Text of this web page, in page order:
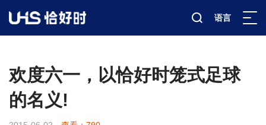
语言
> 新闻资讯 > 公司新闻
欢度六一，以恰好时笼式足球
的名义!